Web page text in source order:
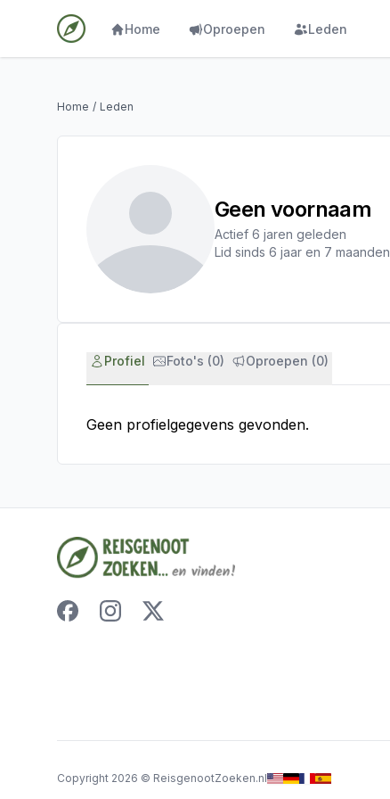
Home Oproepen Leden
Home / Leden
Geen voornaam
Actief 6 jaren geleden
Lid sinds 6 jaar en 7 maanden
Profiel Foto's (0) Oproepen (0)
Geen profielgegevens gevonden.
Copyright 2026 © ReisgenootZoeken.nl